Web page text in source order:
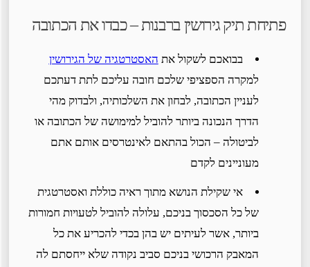
פתיחת תיק גירושין ברבנות – כבדו את הכתובה
בבואכם לשקול אתהאסטרטגיה של הגירושין
למקרה הספציפי שלכם חובה עליכם לתת דעתכם
לעניין הכתובה, לבחון את השלכותיה, ולבדוק מהי
הדרך הנכונה ביותר להוביל למימושה של הכתובה או
לביטולה – הכול בהתאם לאינטרסים אותם אתם
מעוניינים לקדם
אי שקילת הנושא מתוך ראיה כוללת ואסטרטגית
של כל הסכסוך בניכם, עלולה להוביל לטעויות חמורות
ביותר, אשר לעיתים יש בהן בכדי להכריע את כל
המאבק הרכושי בניכם סביב נקודה שלא ייחסתם לה